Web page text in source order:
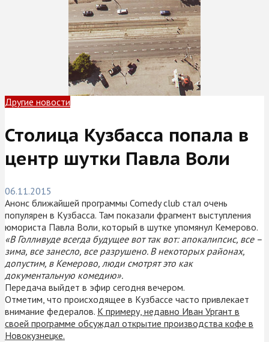
Другие новости
Столица Кузбасса попала в
центр шутки Павла Воли
06.11.2015
Анонс ближайшей программы Comedy club стал очень
популярен в Кузбасса. Там показали фрагмент выступления
юмориста Павла Воли, который в шутке упомянул Кемерово.
«В Голливуде всегда будущее вот так вот: апокалипсис, все –
зима, все занесло, все разрушено. В некоторых районах,
допустим, в Кемерово, люди смотрят это как
документальную комедию».
Передача выйдет в эфир сегодня вечером.
Отметим, что происходящее в Кузбассе часто привлекает
внимание федералов. К примеру, недавно Иван Ургант в
своей программе обсуждал открытие производства кофе в
Новокузнецке.